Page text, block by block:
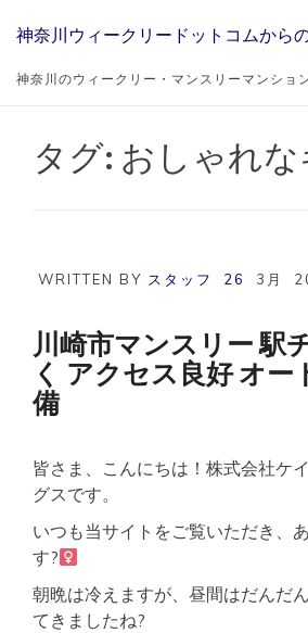
神奈川ウィークリードットコムから
神奈川のウィークリー・マンスリーマンショ
タグ: おしゃれ
WRITTEN BY スタッフ 26 3月
川崎市マンスリー 駅
く アクセス良好 オー
備
皆さま、こんにちは！株式会社ケ
グスです。
いつも当サイトをご覧いただき、
す?‍
朝晩は冷えますが、昼間はだんだ
てきましたね?